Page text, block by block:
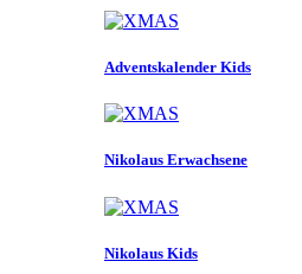
Adventskalender Kids
Nikolaus Erwachsene
Nikolaus Kids